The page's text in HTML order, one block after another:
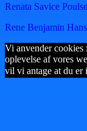
Renata Savice
Rene Benjamin
Vi anvender cookies
oplevelse af vores
vil vi antage at du er